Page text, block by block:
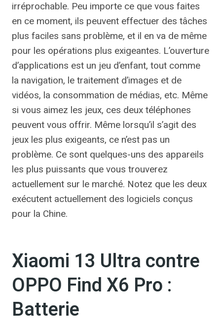
irréprochable. Peu importe ce que vous faites
en ce moment, ils peuvent effectuer des tâches
plus faciles sans problème, et il en va de même
pour les opérations plus exigeantes. L’ouverture
d’applications est un jeu d’enfant, tout comme
la navigation, le traitement d’images et de
vidéos, la consommation de médias, etc. Même
si vous aimez les jeux, ces deux téléphones
peuvent vous offrir. Même lorsqu’il s’agit des
jeux les plus exigeants, ce n’est pas un
problème. Ce sont quelques-uns des appareils
les plus puissants que vous trouverez
actuellement sur le marché. Notez que les deux
exécutent actuellement des logiciels conçus
pour la Chine.
Xiaomi 13 Ultra contre
OPPO Find X6 Pro :
Batterie